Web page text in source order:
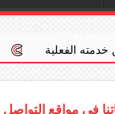
‏«الجنائية»
في مواقع التواصل